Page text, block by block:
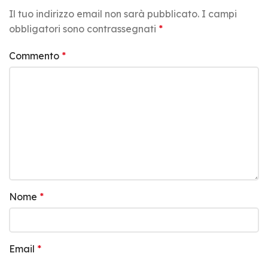
Il tuo indirizzo email non sarà pubblicato. I campi
obbligatori sono contrassegnati *
Commento *
Nome *
Email *